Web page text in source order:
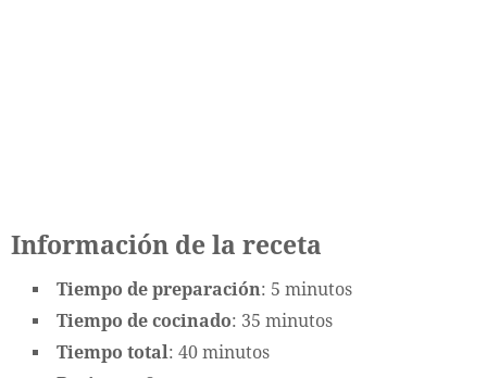
Información de la receta
Tiempo de preparación: 5 minutos
Tiempo de cocinado: 35 minutos
Tiempo total: 40 minutos